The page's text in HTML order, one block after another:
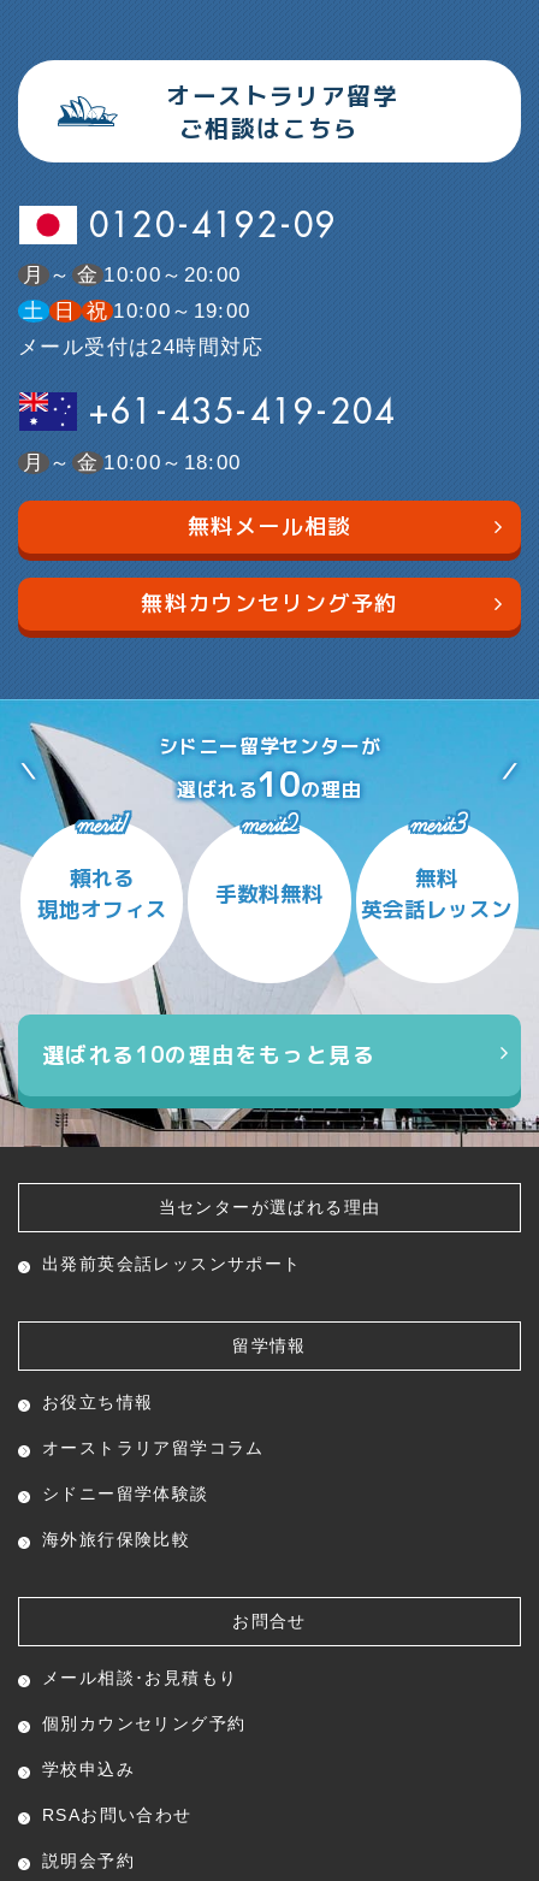
オーストラリア留学
ご相談はこちら
0120-4192-09
月 ～ 金 10:00～20:00
土 日 祝 10:00～19:00
メール受付は24時間対応
+61-435-419-204
月 ～ 金 10:00～18:00
無料メール相談
無料カウンセリング予約
シドニー留学センターが
選ばれる10の理由
merit1
頼れる
現地オフィス
merit2
手数料無料
merit3
無料
英会話レッスン
選ばれる10の理由をもっと見る
当センターが選ばれる理由
出発前英会話レッスンサポート
留学情報
お役立ち情報
オーストラリア留学コラム
シドニー留学体験談
海外旅行保険比較
お問合せ
メール相談･お見積もり
個別カウンセリング予約
学校申込み
RSAお問い合わせ
説明会予約